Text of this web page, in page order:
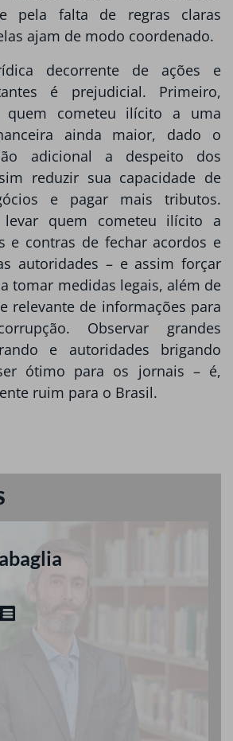
pela falta de regras claras
ajam de modo coordenado.
decorrente de ações e
é prejudicial. Primeiro,
quem cometeu ilícito a uma
ainda maior, dado o
adicional a despeito dos
reduzir sua capacidade de
e pagar mais tributos.
levar quem cometeu ilícito a
e contras de fechar acordos e
autoridades – e assim forçar
tomar medidas legais, além de
relevante de informações para
Observar grandes
e autoridades brigando
ótimo para os jornais – é,
ruim para o Brasil.